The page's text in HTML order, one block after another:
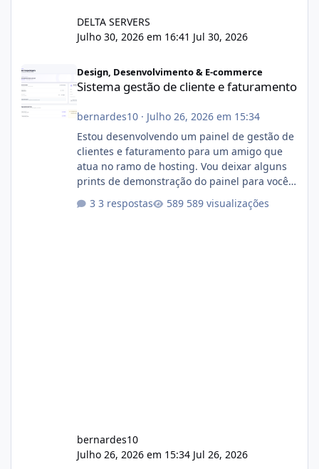
DELTA SERVERS
Julho 30, 2026 em 16:41 Jul 30, 2026
Design, Desenvolvimento & E-commerce
Sistema gestão de cliente e faturamento
bernardes10· Julho 26, 2026 em 15:34
Estou desenvolvendo um painel de gestão de
clientes e faturamento para um amigo que
atua no ramo de hosting. Vou deixar alguns
prints de demonstração do painel para vocês
com cerca de 80% concluído e conta com
3 respostas 589 visualizações
bernardes10
Julho 26, 2026 em 15:34 Jul 26, 2026